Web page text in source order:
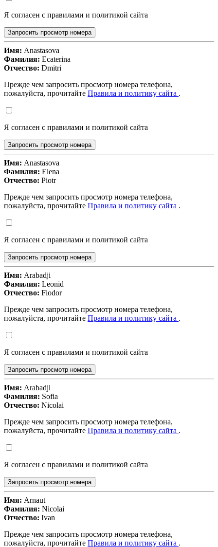
Я согласен с правилами и политикой сайта
Запросить просмотр номера
Имя: Anastasova
Фамилия: Ecaterina
Отчество: Dmitri
Прежде чем запросить просмотр номера телефона,
пожалуйста, прочитайте Правила и политику сайта .
Я согласен с правилами и политикой сайта
Запросить просмотр номера
Имя: Anastasova
Фамилия: Elena
Отчество: Piotr
Прежде чем запросить просмотр номера телефона,
пожалуйста, прочитайте Правила и политику сайта .
Я согласен с правилами и политикой сайта
Запросить просмотр номера
Имя: Arabadji
Фамилия: Leonid
Отчество: Fiodor
Прежде чем запросить просмотр номера телефона,
пожалуйста, прочитайте Правила и политику сайта .
Я согласен с правилами и политикой сайта
Запросить просмотр номера
Имя: Arabadji
Фамилия: Sofia
Отчество: Nicolai
Прежде чем запросить просмотр номера телефона,
пожалуйста, прочитайте Правила и политику сайта .
Я согласен с правилами и политикой сайта
Запросить просмотр номера
Имя: Arnaut
Фамилия: Nicolai
Отчество: Ivan
Прежде чем запросить просмотр номера телефона,
пожалуйста, прочитайте Правила и политику сайта .